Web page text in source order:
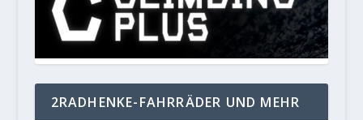
2RADHENKE-FAHRRÄDER UND MEHR